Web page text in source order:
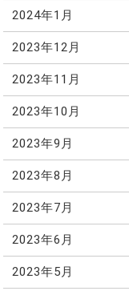
2024年1月
2023年12月
2023年11月
2023年10月
2023年9月
2023年8月
2023年7月
2023年6月
2023年5月